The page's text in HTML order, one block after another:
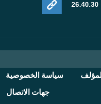
26.40.30
المؤلف سياسة الخصوصية
جهات الاتصال